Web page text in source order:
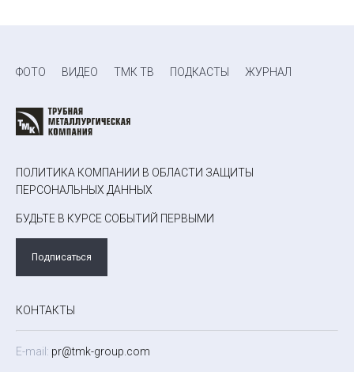
ФОТО ВИДЕО ТМК ТВ ПОДКАСТЫ ЖУРНАЛ
ПОЛИТИКА КОМПАНИИ В ОБЛАСТИ ЗАЩИТЫ
ПЕРСОНАЛЬНЫХ ДАННЫХ
БУДЬТЕ В КУРСЕ СОБЫТИЙ ПЕРВЫМИ
Подписаться
КОНТАКТЫ
E-mail: pr@tmk-group.com